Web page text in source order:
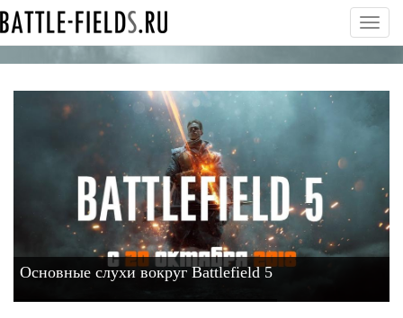
Основные слухи вокруг Battlefield 5